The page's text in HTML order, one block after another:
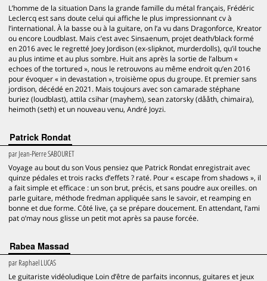
L’homme de la situation Dans la grande famille du métal français, Frédéric
Leclercq est sans doute celui qui affiche le plus impressionnant cv à
l’international. À la basse ou à la guitare, on l’a vu dans Dragonforce, Kreator
ou encore Loudblast. Mais c’est avec Sinsaenum, projet death/black formé
en 2016 avec le regretté Joey Jordison (ex-slipknot, murderdolls), qu’il touche
au plus intime et au plus sombre. Huit ans après la sortie de l’album «
echoes of the tortured », nous le retrouvons au même endroit qu’en 2016
pour évoquer « in devastation », troisième opus du groupe. Et premier sans
jordison, décédé en 2021. Mais toujours avec son camarade stéphane
buriez (loudblast), attila csihar (mayhem), sean zatorsky (dååth, chimaira),
heimoth (seth) et un nouveau venu, André Joyzi.
Patrick Rondat
parJean-Pierre SABOURET
Voyage au bout du son Vous pensiez que Patrick Rondat enregistrait avec
quinze pédales et trois racks d’effets ? raté. Pour « escape from shadows », il
a fait simple et efficace : un son brut, précis, et sans poudre aux oreilles. on
parle guitare, méthode fredman appliquée sans le savoir, et reamping en
bonne et due forme. Côté live, ça se prépare doucement. En attendant, l’ami
pat o’may nous glisse un petit mot après sa pause forcée.
Rabea Massad
parRaphael LUCAS
Le guitariste vidéoludique Loin d’être de parfaits inconnus, guitares et jeux